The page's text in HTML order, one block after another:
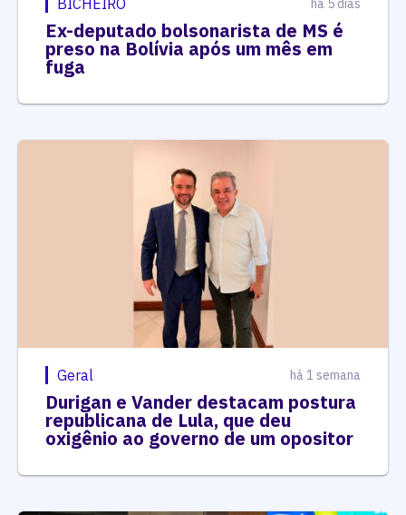
há 5 dias
Ex-deputado bolsonarista de MS é
preso na Bolívia após um mês em
fuga
Geral há 1 semana
Durigan e Vander destacam postura
republicana de Lula, que deu
oxigênio ao governo de um opositor